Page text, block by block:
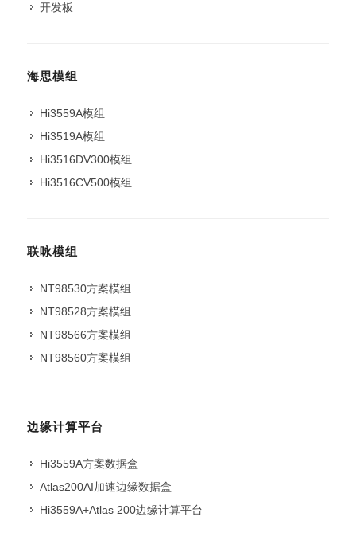
开发板
海思模组
Hi3559A模组
Hi3519A模组
Hi3516DV300模组
Hi3516CV500模组
联咏模组
NT98530方案模组
NT98528方案模组
NT98566方案模组
NT98560方案模组
边缘计算平台
Hi3559A方案数据盒
Atlas200AI加速边缘数据盒
Hi3559A+Atlas 200边缘计算平台